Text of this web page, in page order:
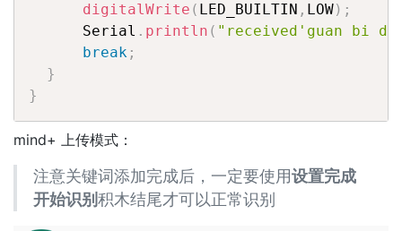
digitalWrite ( LED_BUILTIN , LOW) ;
      Serial
. println ( "received'guan bi
break ;
}
}
mind+ 上传模式：
注意关键词添加完成后，一定要使用设置完成
开始识别积木结尾才可以正常识别